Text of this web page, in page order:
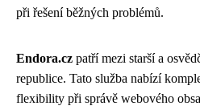
při řešení běžných problémů.
Endora.cz patří mezi starší a
republice. Tato služba nabízí
flexibility při správě webového